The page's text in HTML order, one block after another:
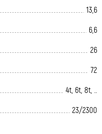
13,6
6,6
26
72
4t, 6t, 8t, ..
23/2300